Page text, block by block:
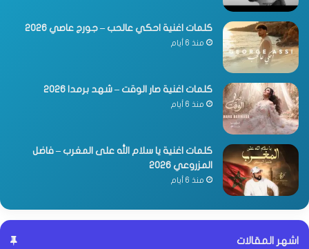
كلمات اغنية احكي عالحب – جورج عاصي 2026
منذ 6 أيام
كلمات اغنية صار الوقت – شهد برمدا 2026
منذ 6 أيام
كلمات اغنية يا سلام الله على المغرب – فاضل
المزروعي 2026
منذ 6 أيام
اشهر المقالات